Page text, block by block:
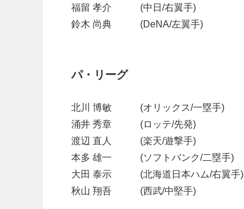
福留 孝介 (中日/右翼手)
鈴木 尚典 (DeNA/左翼手)
パ・リーグ
北川 博敏 (オリックス/一塁手)
涌井 秀章 (ロッテ/先発)
渡辺 直人 (楽天/遊撃手)
本多 雄一 (ソフトバンク/二塁手)
大田 泰示 (北海道日本ハム/右翼手)
秋山 翔吾 (西武/中堅手)